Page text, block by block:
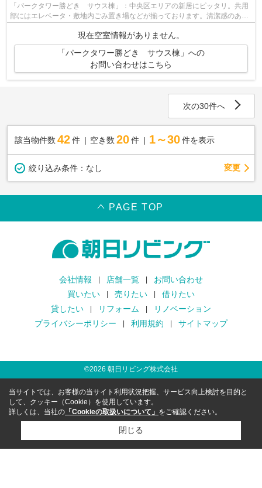
「パークタワー勝どき サウス棟」：中央区エリアの新居にピッタリ。共用
部にはエレベータ・敷地内ごみ置き場などが揃っております。清潔感のある
現在空室情報がありません。
「パークタワー勝どき サウス棟」への
お問い合わせはこちら
次の30件へ
該当物件数 42件 空き数 20 件 1～30 件を表示
絞り込み条件： なし 変更
PAGE TOP
会社情報 店舗一覧
お問い合わせ
買いたい
売りたい
借りたい
貸したい
リフォーム
リノベーション
プライバシーポリシー
利用規約 サイトマップ
©2026 朝日リビング株式会社
当サイトでは、お客様の当サイト利用状況把握、サービス向上検討を目的と
して、クッキー（Cookie）を使用しています。
詳しくは、当社の 「Cookieの取扱いについて」 をご確認ください。
閉じる